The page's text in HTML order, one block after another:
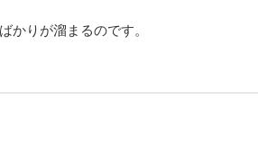
りが溜まるのです。